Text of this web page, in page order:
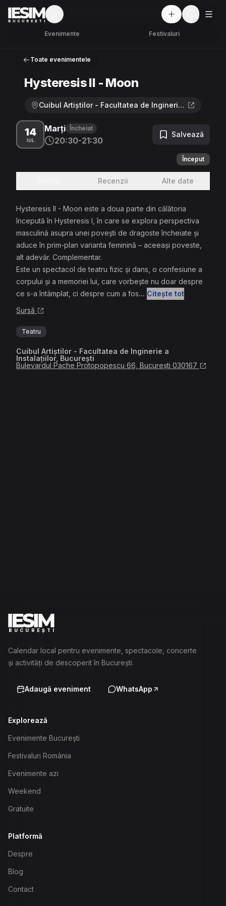
BUCUREȘTI Mod întunecat
Evenimente Festivaluri
Toate evenimentele
Hysteresis II - Moon
Cuibul Artiștilor - Facultatea de Inginerie a Instalațiilor, București · Bulevardul Pache Protopopescu 66, București 030167
14
IUL
Marți Încheiat
20:30-21:30
Salvează
Început
Recenzii Alte date
Hysteresis II - Moon este a doua parte din călătoria
începută în Hysteresis I, în care se explora perspectiva
masculină asupra unei povești de dragoste încheiate și
aduce în prim-plan varianta feminină – aceeași poveste,
alt adevăr. Complementar.
Este un spectacol de teatru fizic și dans, o confesiune a
corpului și a memoriei lui, care vorbește nu doar despre
ce s-a întâmplat, ci despre cum a fos... Citește tot
Sursă
Teatru
Cuibul Artiștilor - Facultatea de Inginerie a
Instalațiilor, București
Bulevardul Pache Protopopescu 66, București 030167
BUCUREȘTI
Calendar local pentru evenimente, spectacole, concerte
și activități de descoperit în București.
Adaugă eveniment WhatsApp
Explorează
Evenimente București
Festivaluri România
Evenimente azi
Weekend
Gratuite
Platformă
Despre
Blog
Contact